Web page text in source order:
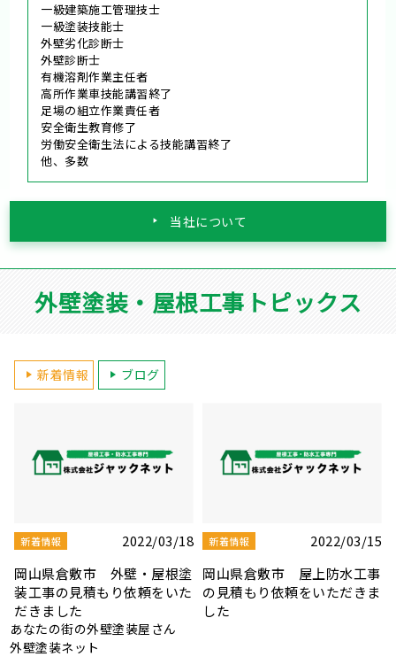
一級建築施工管理技士
一級塗装技能士
外壁劣化診断士
外壁診断士
有機溶剤作業主任者
高所作業車技能講習終了
足場の組立作業責任者
安全衛生教育修了
労働安全衛生法による技能講習終了
他、多数
当社について
外壁塗装・屋根工事トピックス
新着情報 ブログ
新着情報
2022/03/10
岡山県岡山市 雨漏り修理の
見積もり依頼をいただきまし
た
新着情報
2022/03/08
岡山県岡山市 屋根板金・シ
ーリング補修工事の見積もり
依頼をいただきました
あなたの街の外壁塗装屋さん
外壁塗装ネット